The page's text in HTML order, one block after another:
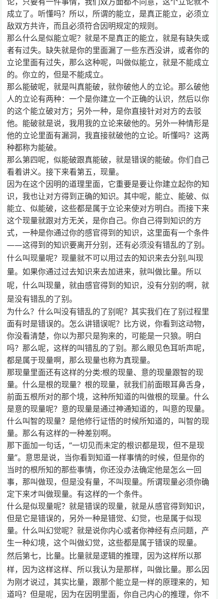
成立了。听懂吗？所以，所谓的能立，是真正能立，必须立
敌双方共许，而且必须符合因明规定的规则。
那么什么是似能立呢？就是不是真正的能立，就是有缺失或
者有过失。缺失就是你的里面漏了一些东西没讲，或者你的
立论里面有过失，那么这种呢，叫做似能立，就是不能成立
的。你立的，但是不能成立。
那么能破呢，就是叫真能破，就你破他人的立论。那么破他
人的立论有两种：一个是你建立一个正确的认识，然后以你
的这个能立破对方；另外一种，是你直接针对对方的去驳
他。能破就是说，我用我的立论来破他的。另外一种情形是
他的立论里面有漏洞，我直接就破他的立论。听懂吗？这两
种都称为能破。
那么第四呢，似能破跟真能破，就是错误的能破。你们自己
看着讲义。接下来看第五，现量。
因为在这个因明的道理里面，它重要是要让你建立起你的知
识，我也让对方得到正确的知识。其中呢，能立、能破、似
能立、似能破，这些都是属于立论来使对方明白。而接下来
这个现量就跟对方无关，是你自己。你自己得到知识的方
式，一种是你通过你的感官得到的知识，这里面有一个条件
——这得到的知识要离开分别，还有必须没有错乱的了别。
什么叫现量呢？现量就不可以用过去的知识来去分别,叫现
量。如果你通过过去知识来去加进来，就叫做比量。所以
呢，什么叫现量，就由感官得到的知识，没有分别的啊，就
是没有错乱的了别。
为什么？什么叫没有错乱的了别呢？其实我们在了别过程里
面有时是错误的。怎么讲错误呢？比方说，你看到这动物，
你没看清楚，你以为那只是狗来的，可能是一只狼。明白
吗？那么呢，这样的叫错乱的了别。那么眼见色耳听声呢，
都是属于现量啊，那么现量也称为真现量。
那现量里面还有这样的分类:根的现量、意的现量跟智的现
量。什么是根的现量？根的现量，就我们前面眼耳鼻舌身，
前面五根所对的那个境，这种所知道的叫做根的现量。什么
是意的现量呢？意的现量是通过神通知道的，叫意的现量。
什么叫智的现量？是他修行证悟的时候所知道的，叫智的现
量。那么有这样的一种差别啊。
那下面加一句话，“一切见而未定的根识都是现，但不是现
量”。意思是说，当你看到知道一样事情的时候，但是你的
当时的根所知的那些事情，你还没办法确定他是怎么一回
事，那叫做现，但是没有量，不叫现量。所谓现量必须你确
定下来才叫做现量。有这样的一个条件。
什么是似现量呢？就是错误的现量，就是从感官得到知识，
但是它是错误的，另外一种是错觉、幻觉，也是属于似现
量。什么叫幻觉呢？就是说你内心或者你神经有点问题，产
生一种幻境，这个叫做幻觉，这些都是属于错误的现量。
然后第七，比量。比量就是逻辑的推理，因为这样所以那
样，因为这样这样、所以我认为是那样，叫做比量。那么因
为刚才说过，其实比量，跟那个能立是一样的原理来的，知
道吗？但是呢，因为在因明里面，你自己内心的推理，你不